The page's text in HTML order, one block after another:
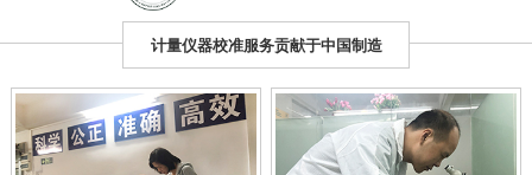
计量仪器校准服务贡献于中国制造